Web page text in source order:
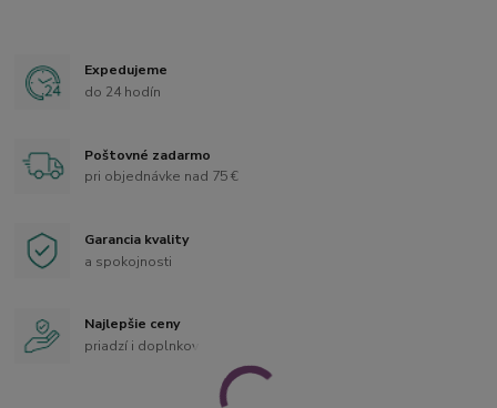
Expedujeme
do 24 hodín
Poštovné zadarmo
pri objednávke nad 75 €
Garancia kvality
a spokojnosti
Najlepšie ceny
priadzí i doplnkov